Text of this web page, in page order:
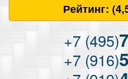
Рейтинг: (4
+7 (495)
+7 (916)